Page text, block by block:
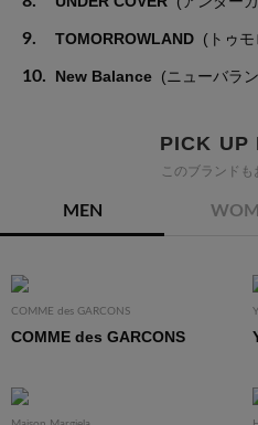
9. TOMORROWLAND (トゥ
10. New Balance (ニューバラ
PICK UP
このブランドも
MEN
COMME des GARCONS
COMME des GARCONS